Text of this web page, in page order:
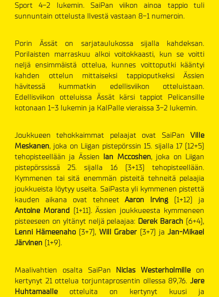
Sport 4-2 lukemin. SaiPan viikon ainoa tappio tuli
sunnuntain ottelusta Ilvestä vastaan 8-1 numeroin.
Porin Ässät on sarjataulukossa sijalla kahdeksan.
Porilaisten marraskuu alkoi voitokkaasti, kun se voitti
neljä ensimmäistä ottelua, kunnes voittoputki kääntyi
kahden ottelun mittaiseksi tappioputkeksi Ässien
hävitessä kummatkin edellisviikon otteluistaan.
Edellisviikon otteluissa Ässät kärsi tappiot Pelicansille
kotonaan 1-3 lukemin ja KalPalle vieraissa 3-2 lukemin.
Joukkueen tehokkaimmat pelaajat ovat SaiPan Ville
Meskanen, joka on Liigan pistepörssin 15. sijalla 17 (12+5)
tehopisteellään ja Ässien Ian Mccoshen, joka on Liigan
pistepörssissä 25. sijalla 16 (3+13) tehopisteellään.
Kymmenen tai sitä enemmän pisteitä tehneitä pelaajia
joukkueista löytyy useita. SaiPasta yli kymmenen pistettä
kauden aikana ovat tehneetAaron Irving (1+12) ja
Antoine Morand (1+11). Ässien joukkueesta kymmeneen
pisteeseen on yltänyt neljä pelaajaa: Derek Barach (6+4),
Lenni Hämeenaho (3+7), Will Graber (3+7) jaJan-Mikael
Järvinen (1+9).
Maalivahtien osalta SaiPan Niclas Westerholmille on
kertynyt 21 ottelua torjuntaprosentin ollessa 89,76. Jere
Huhtamaalle otteluita on kertynyt kuusi ja